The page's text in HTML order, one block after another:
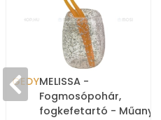
GEDYMELISSA -
Fogmosópohár,
fogkefetartó - Műanyag